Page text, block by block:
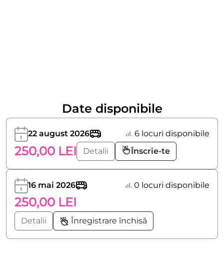
Date disponibile
22 august 2026 6 locuri disponibile
250,00 LEI Detalii Înscrie-te
16 mai 2026 0 locuri disponibile
250,00 LEI
Detalii Înregistrare închisă